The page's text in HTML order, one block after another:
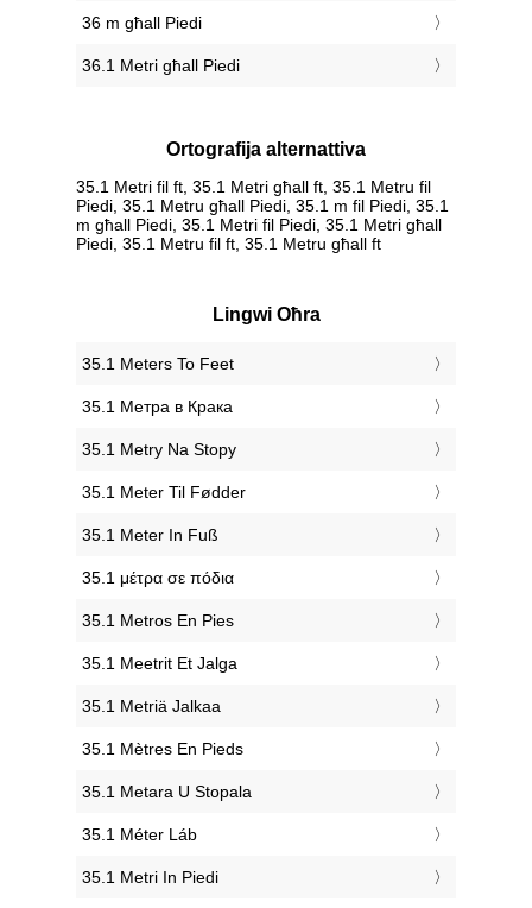
36 m għall Piedi
36.1 Metri għall Piedi
Ortografija alternattiva
35.1 Metri fil ft, 35.1 Metri għall ft, 35.1 Metru fil
Piedi, 35.1 Metru għall Piedi, 35.1 m fil Piedi, 35.1
m għall Piedi, 35.1 Metri fil Piedi, 35.1 Metri għall
Piedi, 35.1 Metru fil ft, 35.1 Metru għall ft
Lingwi Oħra
‎35.1 Meters To Feet
‎35.1 Метра в Крака
‎35.1 Metry Na Stopy
‎35.1 Meter Til Fødder
‎35.1 Meter In Fuß
‎35.1 μέτρα σε πόδια
‎35.1 Metros En Pies
‎35.1 Meetrit Et Jalga
‎35.1 Metriä Jalkaa
‎35.1 Mètres En Pieds
‎35.1 Metara U Stopala
‎35.1 Méter Láb
‎35.1 Metri In Piedi